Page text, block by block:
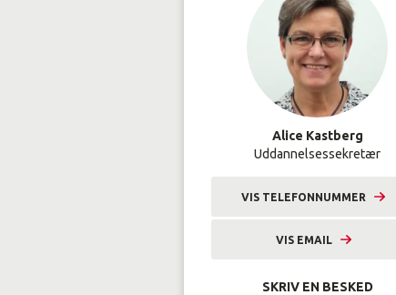
Alice Kastberg
Uddannelsessekretær
VIS TELEFONNUMMER
9633 2243
VIS EMAIL
alka@amunordjylland.dk
SKRIV EN BESKED